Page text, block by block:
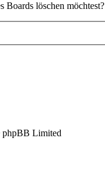
Boards löschen möchtest?
Limited